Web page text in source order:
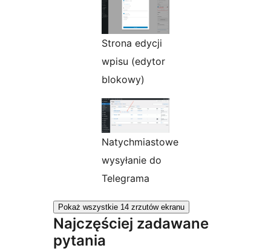
Strona edycji
wpisu (edytor
blokowy)
Natychmiastowe
wysyłanie do
Telegrama
Pokaż wszystkie 14 zrzutów ekranu
Najczęściej zadawane
pytania